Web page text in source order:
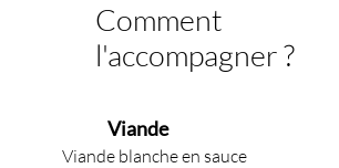
Comment
l'accompagner ?
Viande
Viande blanche en sauce